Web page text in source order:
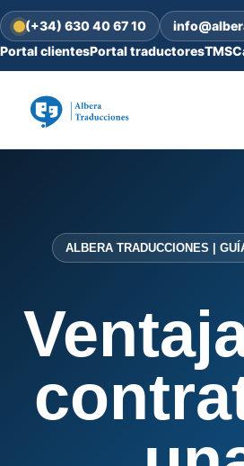
(+34) 630 40 67 10
Portal clientesPortal traductoresTMS
ALBERA TRADUCCIONES |